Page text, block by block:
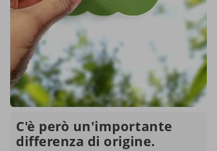
C'è però un'importante
differenza di origine.